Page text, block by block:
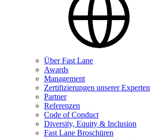
Über Fast Lane
Awards
Management
Zertifizierungen unserer Experten
Partner
Referenzen
Code of Conduct
Diversity, Equity & Inclusion
Fast Lane Broschüren